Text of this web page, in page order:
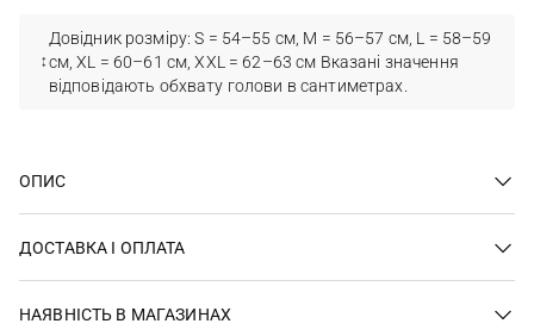
Довідник розміру: S = 54–55 см, M = 56–57 см, L = 58–59
см, XL = 60–61 см, XXL = 62–63 см Вказані значення
відповідають обхвату голови в сантиметрах.
ОПИС
ДОСТАВКА І ОПЛАТА
НАЯВНІСТЬ В МАГАЗИНАХ